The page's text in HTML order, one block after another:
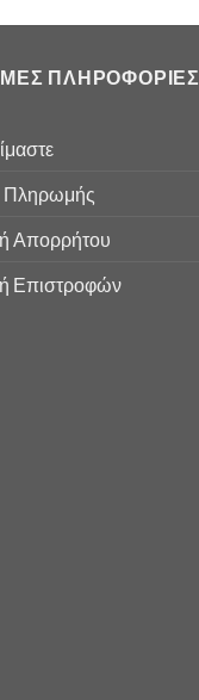
ΠΛΗΡΟΦΟΡΙΕΣ
Πληρωμής
Απορρήτου
Επιστροφών